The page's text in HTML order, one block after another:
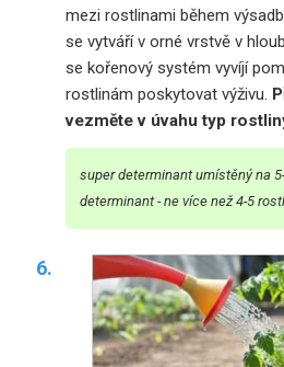
mezi rostlinami během
se vytváří v orné vrstvě v
se kořenový systém vyvíjí
rostlinám poskytovat výživu.
vezměte v úvahu typ
super determinant umístěný na
determinant - ne více než 4-5